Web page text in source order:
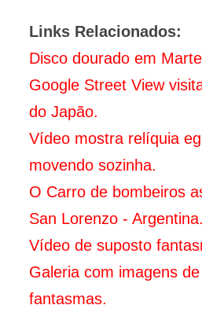
Links Relacionados:
Disco dourado em
Google Street View
do Japão.
Vídeo mostra relíquia
movendo sozinha.
O Carro de bombeiros
San Lorenzo - Argentina.
Vídeo de suposto
Galeria com imagens
fantasmas.